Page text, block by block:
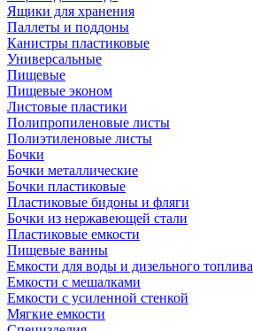
Ящики для хранения
Паллеты и поддоны
Канистры пластиковые
Универсальные
Пищевые
Пищевые эконом
Листовые пластики
Полипропиленовые листы
Полиэтиленовые листы
Бочки
Бочки металлические
Бочки пластиковые
Пластиковые бидоны и фляги
Бочки из нержавеющей стали
Пластиковые емкости
Пищевые ванны
Емкости для воды и дизельного топлива
Емкости с мешалками
Емкости с усиленной стенкой
Мягкие емкости